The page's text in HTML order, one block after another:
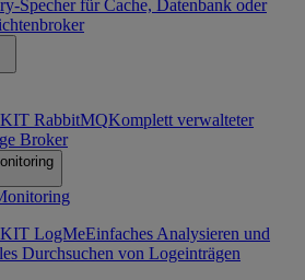
Specher für Cache, Datenbank oder
RabbitMQKomplett verwalteter
Broker
LogMeEinfaches Analysieren und
Durchsuchen von Logeinträgen